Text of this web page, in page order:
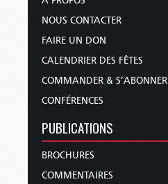
NOUS CONTACTER
FAIRE UN DON
CALENDRIER DES FÊTES
COMMANDER & S’ABONNER
CONFÉRENCES
PUBLICATIONS
BROCHURES
COMMENTAIRES